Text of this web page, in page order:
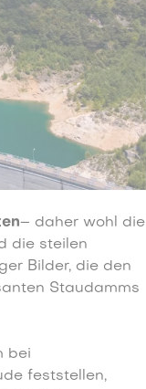
– daher wohl die
die steilen
Bilder, die den
Staudamms
bei
feststellen,